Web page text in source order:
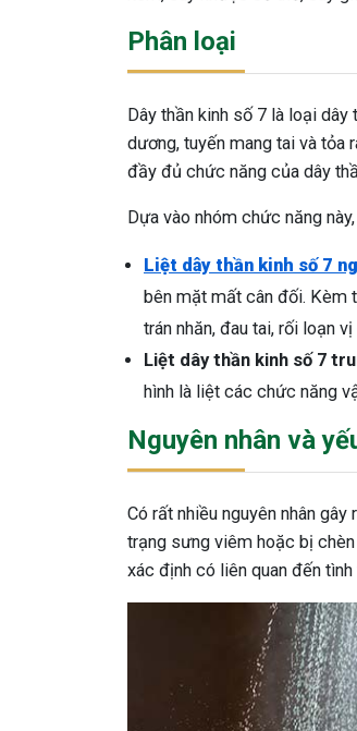
Phân loại
Dây thần kinh số 7 là loại
dương, tuyến mang tai và tỏa
đầy đủ chức năng của dây
Dựa vào nhóm chức năng
Liệt dây thần kinh số 7
bên mặt mất cân đối. Kèm
trán nhăn, đau tai, rối loạn
Liệt dây thần kinh số 7
hình là liệt các chức năng
Nguyên nhân và
Có rất nhiều nguyên nhân
trạng sưng viêm hoặc bị
xác định có liên quan đến tình